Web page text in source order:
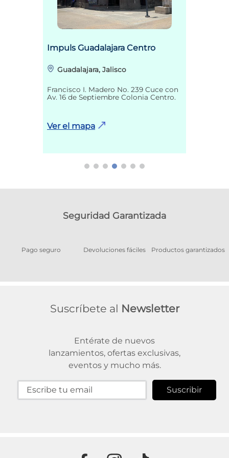
Impuls Guadalajara Centro
Guadalajara, Jalisco
Francisco I. Madero No. 239 Cuce con
Av. 16 de Septiembre Colonia Centro.
Ver el mapa
Seguridad Garantizada
Pago seguro Devoluciones fáciles Productos garantizados
Suscríbete al Newsletter
Entérate de nuevos
lanzamientos, ofertas exclusivas,
eventos y mucho más.
Suscribir